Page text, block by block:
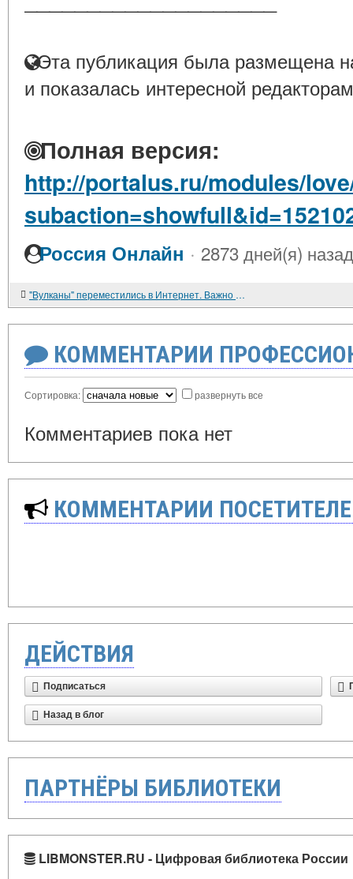
Эта публикация была размещена
и показалась интересной
Полная версия:
http://portalus.ru/modules/
Россия Онлайн · 2873 дней(я) назад
"Вулканы" переместились в Интернет. Важно ли регулировать их работу? (мнение)
КОММЕНТАРИИ
Сортировка: развернуть все
Комментариев пока нет
КОММЕНТАРИИ
ДЕЙСТВИЯ
Подписаться
Назад в блог
ПАРТНЁРЫ БИБЛИОТЕКИ
LIBMONSTER.RU - Цифровая библиотека России